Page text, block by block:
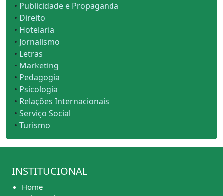
• Publicidade e Propaganda
• Direito
• Hotelaria
• Jornalismo
• Letras
• Marketing
• Pedagogia
• Psicologia
• Relações Internacionais
• Serviço Social
• Turismo
INSTITUCIONAL
Home